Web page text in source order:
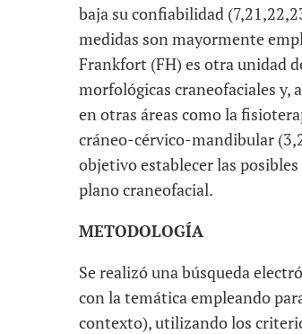
baja su confiabilidad
medidas son mayormente
Frankfort (FH) es otra unidad
morfológicas craneofaciales y,
en otras áreas como la
cráneo-cérvico-mandibular
objetivo establecer las
plano craneofacial.
METODOLOGÍA
Se realizó una búsqueda
con la temática empleando
contexto), utilizando los